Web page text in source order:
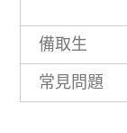
備取生
常見問題